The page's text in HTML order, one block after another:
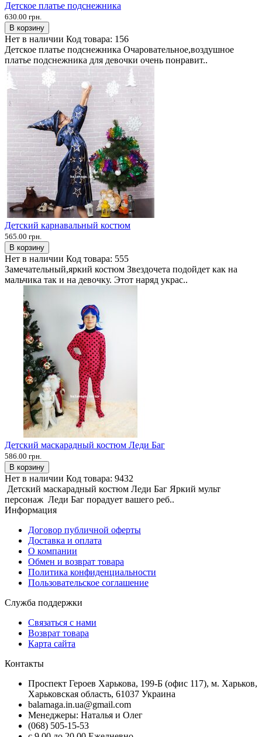
Детское платье подснежника
630.00 грн.
В корзину
Нет в наличии Код товара: 156
Детское платье подснежника Очаровательное,воздушное
платье подснежника для девочки очень понравит..
Детский карнавальный костюм
565.00 грн.
В корзину
Нет в наличии Код товара: 555
Замечательный,яркий костюм Звездочета подойдет как на
мальчика так и на девочку. Этот наряд украс..
Детский маскарадный костюм Леди Баг
586.00 грн.
В корзину
Нет в наличии Код товара: 9432
Детский маскарадный костюм Леди Баг Яркий мульт
персонаж Леди Баг порадует вашего реб..
Информация
Договор публичной оферты
Доставка и оплата
О компании
Обмен и возврат товара
Политика конфиденциальности
Пользовательское соглашение
Служба поддержки
Связаться с нами
Возврат товара
Карта сайта
Контакты
Проспект Героев Харькова, 199-Б (офис 117), м. Харьков,
Харьковская область, 61037 Украина
balamaga.in.ua@gmail.com
Менеджеры: Наталья и Олег
(068) 505-15-53